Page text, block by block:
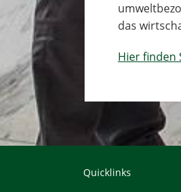
das
Hier finden
Quicklinks